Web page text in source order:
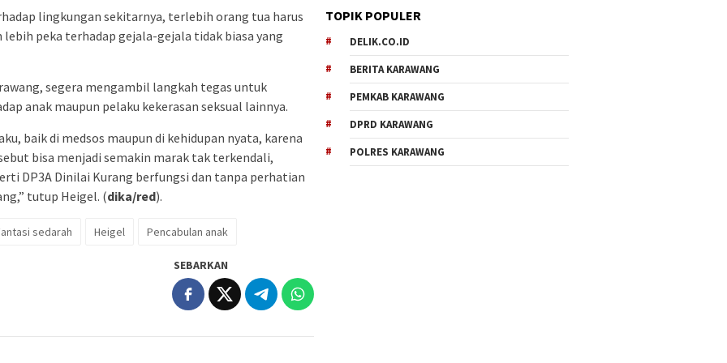
lingkungan sekitarnya, terlebih orang tua harus
peka terhadap gejala-gejala tidak biasa yang
segera mengambil langkah tegas untuk
anak maupun pelaku kekerasan seksual lainnya.
baik di medsos maupun di kehidupan nyata, karena
bisa menjadi semakin marak tak terkendali,
DP3A Dinilai Kurang berfungsi dan tanpa perhatian
tutup Heigel. (dika/red).
sedarah Heigel Pencabulan anak
SEBARKAN
TOPIK POPULER
DELIK.CO.ID
BERITA KARAWANG
PEMKAB KARAWANG
DPRD KARAWANG
POLRES KARAWANG